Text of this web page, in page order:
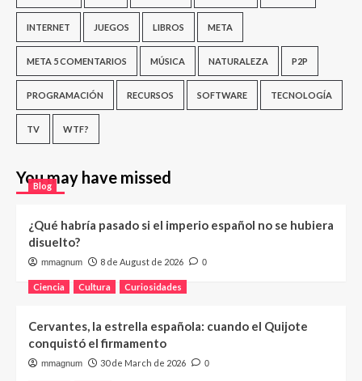
INTERNET JUEGOS LIBROS META
META 5 COMENTARIOS MÚSICA NATURALEZA P2P
PROGRAMACIÓN RECURSOS SOFTWARE TECNOLOGÍA
TV WTF?
You may have missed
Blog
¿Qué habría pasado si el imperio español no se hubiera
disuelto?
mmagnum 8 de August de 2026 0
Ciencia Cultura Curiosidades
Cervantes, la estrella española: cuando el Quijote
conquistó el firmamento
mmagnum 30 de March de 2026 0